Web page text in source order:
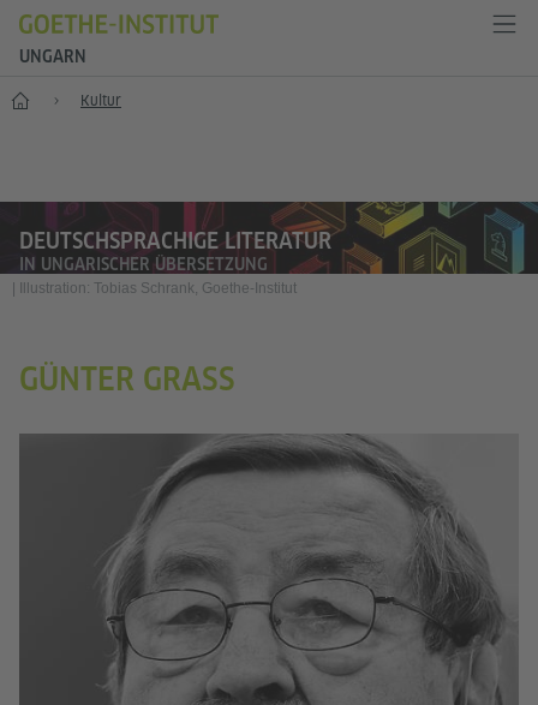
UNGARN
Start Kultur
DEUTSCHSPRACHIGE LITERATUR
IN UNGARISCHER ÜBERSETZUNG
Illustration: Tobias Schrank, Goethe-Institut
GÜNTER GRASS